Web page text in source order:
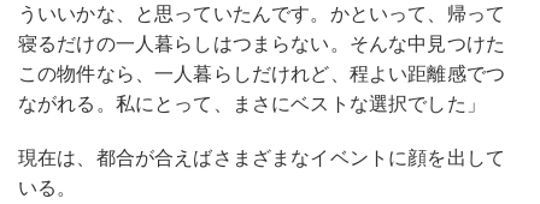
ういいかな、と思っていたんです。かといって、帰って
寝るだけの一人暮らしはつまらない。そんな中見つけた
この物件なら、一人暮らしだけれど、程よい距離感でつ
ながれる。私にとって、まさにベストな選択でした」
現在は、都合が合えばさまざまなイベントに顔を出して
いる。